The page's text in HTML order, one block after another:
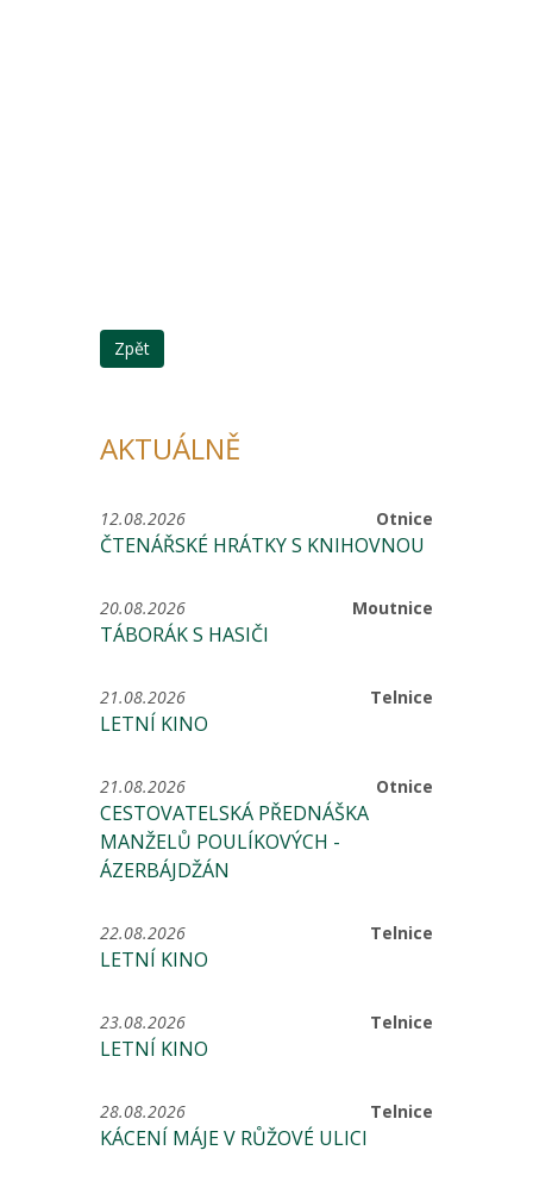
Zpět
AKTUÁLNĚ
Otnice
12.08.2026
ČTENÁŘSKÉ HRÁTKY S KNIHOVNOU
Moutnice
20.08.2026
TÁBORÁK S HASIČI
Telnice
21.08.2026
LETNÍ KINO
Otnice
21.08.2026
CESTOVATELSKÁ PŘEDNÁŠKA
MANŽELŮ POULÍKOVÝCH -
ÁZERBÁJDŽÁN
Telnice
22.08.2026
LETNÍ KINO
Telnice
23.08.2026
LETNÍ KINO
Telnice
28.08.2026
KÁCENÍ MÁJE V RŮŽOVÉ ULICI